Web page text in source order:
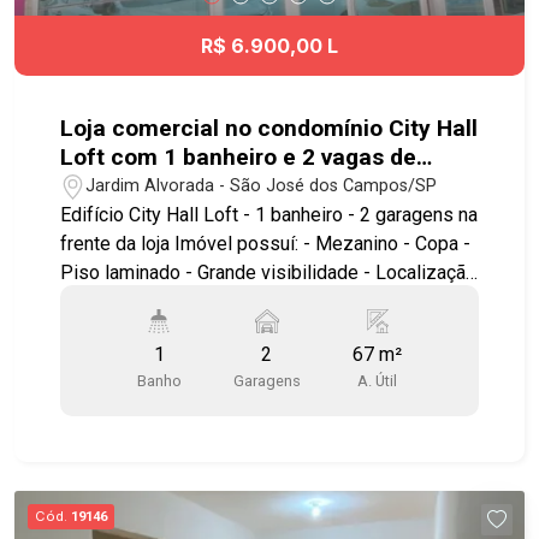
R$ 6.900,00 L
Loja comercial no condomínio City Hall
Loft com 1 banheiro e 2 vagas de
garagem - Jardim Alvorada - SJC
Jardim Alvorada - São José dos Campos/SP
Edifício City Hall Loft - 1 banheiro - 2 garagens na
frente da loja Imóvel possuí: - Mezanino - Copa -
Piso laminado - Grande visibilidade - Localização
Preparação para ar condicionado Loja na Av.
Cassiano Ricardo, sob o City Hall. Ótima
localização, próximo ao Colinas Shopping,
cidade, oferece fácil acesso ao Anel Viário, à
Rodovia Presidente Dutra e às regiões Central,
1
Banho
2
Garagens
67 m²
A. Útil
Cód. 19146